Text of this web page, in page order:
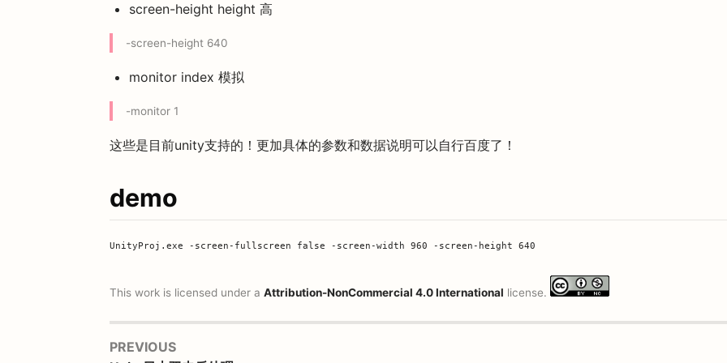
screen-height height 高
-screen-height 640
monitor index 模拟
-monitor 1
这些是目前unity支持的！更加具体的参数和数据说明可以自行百度了！
demo
This work is licensed under a Attribution-NonCommercial 4.0 International license.
PREVIOUS